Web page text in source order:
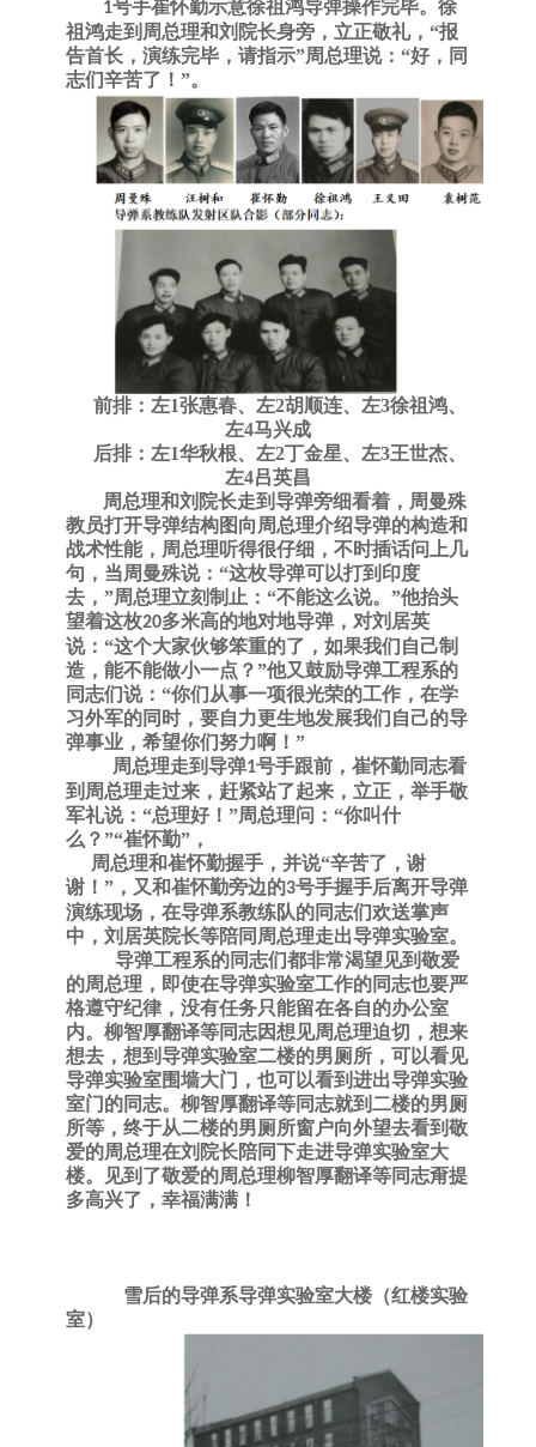
1号手崔怀勤示意徐祖鸿导弹操作完毕。徐
祖鸿走到周总理和刘院长身旁， 立正敬礼， “报
告首长，演练完毕，请指示”周总理说：“好，同
志们辛苦了！”。
前排：左1张惠春、左2胡顺连、左3徐祖鸿、
左4马兴成
后排：左1华秋根、左2丁金星、左3王世杰、
左4吕英昌
周总理和刘院长走到导弹旁细看着，周曼殊
教员打开导弹结构图向周总理介绍导弹的构造和
战术性能，周总理听得很仔细，不时插话问上几
句，当周曼殊说： “这枚导弹可以打到印度
去，”周总理立刻制止：“不能这么说。”他抬头
望着这枚20多米高的地对地导弹，对刘居英
说：“这个大家伙够笨重的了，如果我们自己制
造，能不能做小一点？”他又鼓励导弹工程系的
同志们说：“你们从事一项很光荣的工作，在学
习外军的同时，要自力更生地发展我们自己的导
弹事业，希望你们努力啊！”
周总理走到导弹1号手跟前，崔怀勤同志看
到周总理走过来，赶紧站了起来，立正，举手敬
军礼说：“总理好！”周总理问：“你叫什
么？”“崔怀勤”，
周总理和崔怀勤握手，并说“辛苦了，谢
谢！”，又和崔怀勤旁边的3号手握手后离开导弹
演练现场，在导弹系教练队的同志们欢送掌声
中，刘居英院长等陪同周总理走出导弹实验室。
导弹工程系的同志们都非常渴望见到敬爱
的周总理，即使在导弹实验室工作的同志也要严
格遵守纪律，没有任务只能留在各自的办公室
内。柳智厚翻译等同志因想见周总理迫切，想来
想去，想到导弹实验室二楼的男厕所，可以看见
导弹实验室围墙大门，也可以看到进出导弹实验
室门的同志。柳智厚翻译等同志就到二楼的男厕
所等，终于从二楼的男厕所窗户向外望去看到敬
爱的周总理在刘院长陪同下走进导弹实验室大
楼。
见到了敬爱的周总理柳智厚翻译等同志甭提
多高兴了，幸福满满！
雪后的导弹系导弹实验室大楼（红楼实验
室）